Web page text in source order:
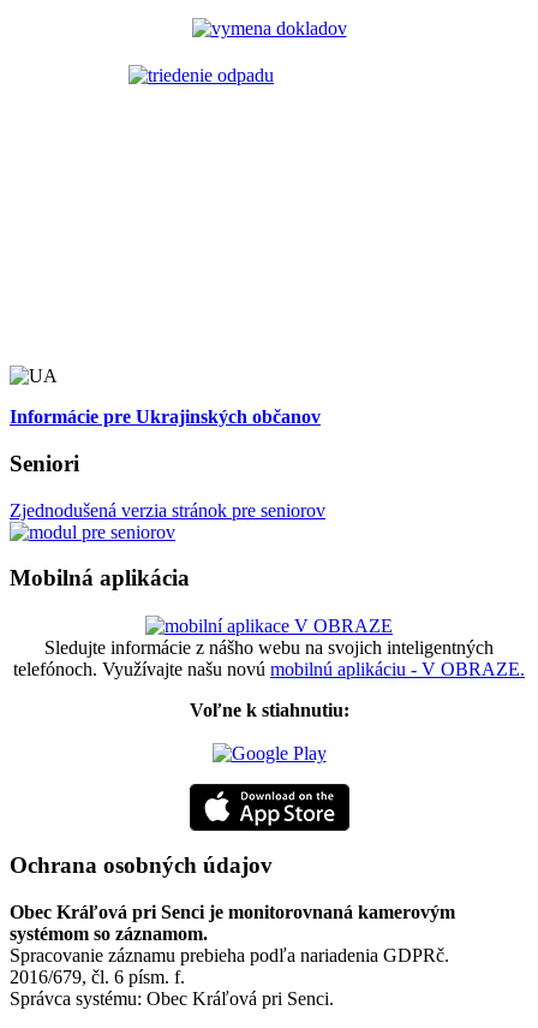
Informácie pre Ukrajinských občanov
Seniori
Zjednodušená verzia stránok pre seniorov
Mobilná aplikácia
Sledujte informácie z nášho webu na svojich inteligentných
telefónoch. Využívajte našu novú mobilnú aplikáciu - V OBRAZE.
Voľne k stiahnutiu:
Ochrana osobných údajov
Obec Kráľová pri Senci je monitorovnaná kamerovým
systémom so záznamom.
Spracovanie záznamu prebieha podľa nariadenia GDPRč.
2016/679, čl. 6 písm. f.
Správca systému: Obec Kráľová pri Senci.